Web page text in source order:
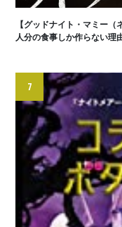
【グッドナイト・マミー
人分の食事しか作らない理
7